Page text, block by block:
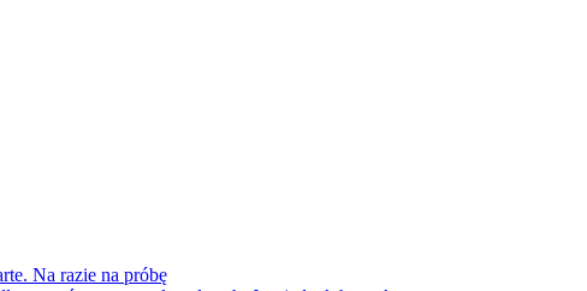
Na razie na próbę